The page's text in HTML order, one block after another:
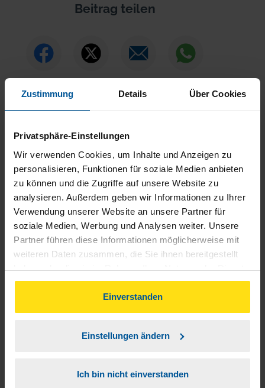
Zustimmung Details Über Cookies
Privatsphäre-Einstellungen
Wir verwenden Cookies, um Inhalte und Anzeigen zu
personalisieren, Funktionen für soziale Medien anbieten
zu können und die Zugriffe auf unsere Website zu
analysieren. Außerdem geben wir Informationen zu Ihrer
Verwendung unserer Website an unsere Partner für
soziale Medien, Werbung und Analysen weiter. Unsere
Partner führen diese Informationen möglicherweise mit
weiteren Daten zusammen, die Sie ihnen bereitgestellt
haben oder die sie im Rahmen Ihrer Nutzung der Dienste
gesammelt haben. Indem Sie auf Einverstanden klicken,
können Sie der Verwendung von Cookies, gemäß
unserer➔ Datenschutzrichtliniezustimmen.
Einverstanden
Einstellungen ändern
Ich bin nicht einverstanden
Beitrag teilen
Sie haben Fragen?
Kontaktieren Sie uns
Unsere Beraterinnen und Berater kennen sich
mit allen Fragen rund um die
Ihnen, das beste Ergebnis herauszuholen.
aussuchen und Termin vereinbaren.